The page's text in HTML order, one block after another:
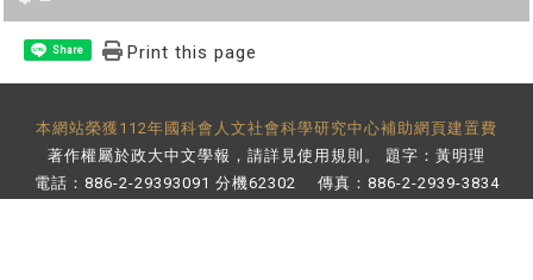
Share Print this page
本網站榮獲112年國科會人文社會科學研究中心補助網頁建置費
著作權屬於政大中文學報，請詳見使用規則 。 題字：黃明理
電話：886-2-29393091 分機62302 傳真：886-2-2939-3834